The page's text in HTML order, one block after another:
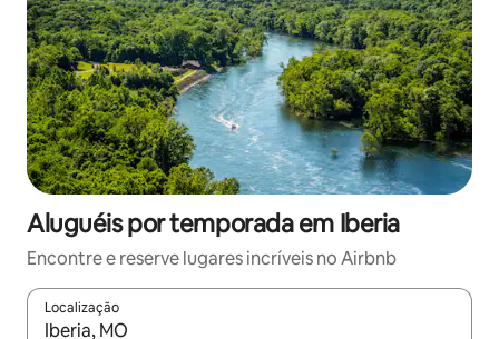
Aluguéis por temporada em Iberia
Encontre e reserve lugares incríveis no Airbnb
Localização
Quando os resultados estiverem disponíveis, explore-os